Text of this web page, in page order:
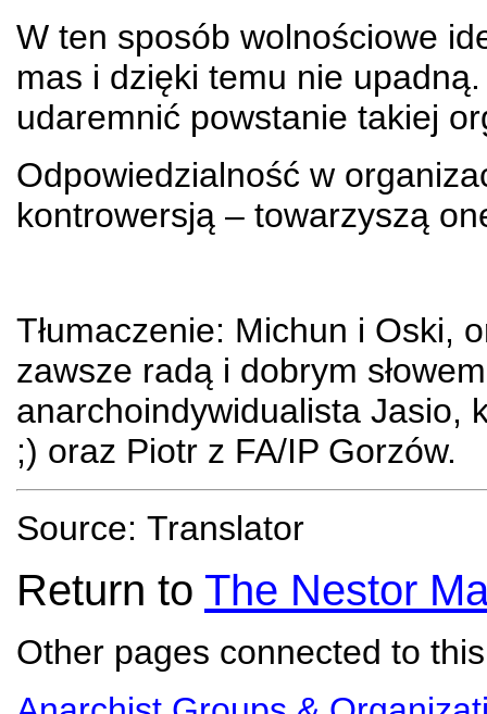
W ten sposób wolnościowe
mas i dzięki temu nie
udaremnić powstanie takiej
Odpowiedzialność w
kontrowersją – towarzyszą
Tłumaczenie: Michun i Oski,
zawsze radą i dobrym
anarchoindywidualista Jasio,
;) oraz Piotr z FA/IP Gorzów.
Source: Translator
Return to The Nestor
Other pages connected to